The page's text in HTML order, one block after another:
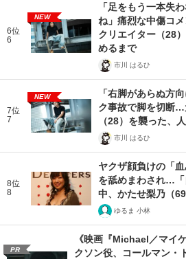
6位
6
NEW
「足をもう一本失
ね」痛烈な中傷コ
クリエイター（28
めるまで
市川 はるひ
7位
7
NEW
「右脚があらぬ方
ク事故で脚を切断
（28）を襲った、
市川 はるひ
8位
8
ヤクザ顔負けの「
を舐めまわされ…
中、かたせ梨乃（
ゆるま 小林
PR
《映画『Michael／マイ
クソン役、コールマン・